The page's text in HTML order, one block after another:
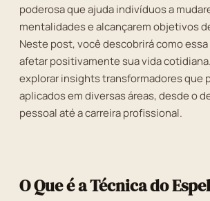
poderosa que ajuda indivíduos a
mentalidades e alcançarem objetivos
Neste post, você descobrirá como
afetar positivamente sua vida
explorar insights transformadores que
aplicados em diversas áreas, desde o
pessoal até a carreira profissional.
O Que é a Técnica do